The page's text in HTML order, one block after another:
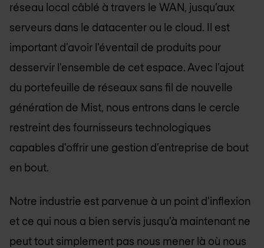
réseau local câblé à travers le WAN, jusqu’aux
serveurs dans le datacenter ou le cloud. Il est
important d'avoir l'éventail de produits pour
desservir l'ensemble de cet espace. Avec l’ajout
du portefeuille de réseaux sans fil de nouvelle
génération de Mist, nous entrons dans le cercle
restreint des fournisseurs technologiques
capables d'offrir une gestion d’entreprise de bout
en bout.
Notre industrie est parvenue à un point d'inflexion
et ce qui nous a bien servis jusqu'à maintenant ne
peut tout simplement pas nous mener là où nous